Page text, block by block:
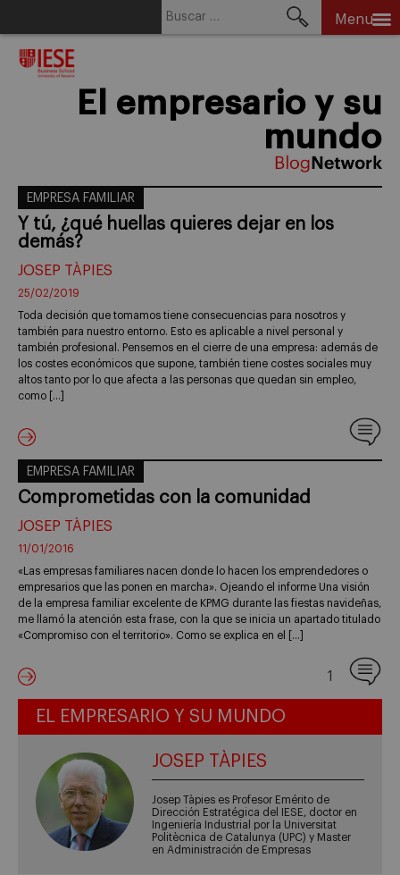
Menu
El empresario y su
mundo
EMPRESA FAMILIAR
Y tú, ¿qué huellas quieres dejar en los
demás?
JOSEP TÀPIES
25/02/2019
Toda decisión que tomamos tiene consecuencias para nosotros y
también para nuestro entorno. Esto es aplicable a nivel personal y
también profesional. Pensemos en el cierre de una empresa: además de
los costes económicos que supone, también tiene costes sociales muy
altos tanto por lo que afecta a las personas que quedan sin empleo,
como […]
EMPRESA FAMILIAR
Comprometidas con la comunidad
JOSEP TÀPIES
11/01/2016
«Las empresas familiares nacen donde lo hacen los emprendedores o
empresarios que las ponen en marcha». Ojeando el informe Una visión
de la empresa familiar excelente de KPMG durante las fiestas navideñas,
me llamó la atención esta frase, con la que se inicia un apartado titulado
«Compromiso con el territorio». Como se explica en el […]
1
EL EMPRESARIO Y SU MUNDO
JOSEP TÀPIES
Josep Tàpies es Profesor Emérito de
Dirección Estratégica del IESE, doctor en
Ingeniería Industrial por la Universitat
Politècnica de Catalunya (UPC) y Master
en Administración de Empresas